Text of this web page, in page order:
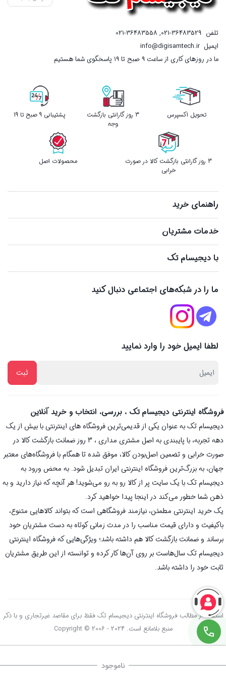
ناموجود
تلفن 021-36483529
,
021-36483558
ایمیلinfo@digisamtech.ir
ما در روزهای کاری از ساعت ۹ صبح تا ۱۹ پاسخگوی شما هستیم
تحویل اکسپرس
3 روز گارانتی بازگشت
وجه
پشتیبانی 9 صبح تا 19
3 روز گارانتی بازگشت کالا در صورت
خرابی
محصولات اصل
راهنمای خرید
خدمات مشتریان
با دیجیسام تک
ما را در شبکه‌های اجتماعی دنبال کنید
لطفا ایمیل خود را وارد نمایید
فروشگاه اینترنتی دیجیسام تک ، بررسی، انتخاب و خرید آنلاین
دیجیسام تک به عنوان یکی از قدیمی‌ترین فروشگاه های اینترنتی با بیش از یک
دهه تجربه، با پایبندی به اصل مشتری مداری ، 3 روز ضمانت بازگشت کالا در
صورت خرابی و تضمین اصل‌بودن کالا، موفق شده تا همگام با فروشگاه‌های معتبر
جهان، به بزرگ‌ترین فروشگاه اینترنتی ایران تبدیل شود. به محض ورود به
دیجیسام تک با یک سایت پر از کالا رو به رو می‌شوید! هر آنچه که نیاز دارید و به
ذهن شما خطور می‌کند در اینجا پیدا خواهید کرد.
یک خرید اینترنتی مطمئن، نیازمند فروشگاهی است که بتواند کالاهایی متنوع،
باکیفیت و دارای قیمت مناسب را در مدت زمانی کوتاه به دست مشتریان خود
برساند و ضمانت بازگشت کالا هم داشته باشد؛ ویژگی‌هایی که فروشگاه اینترنتی
دیجیسام تک سال‌هاست بر روی آن‌ها کار کرده و توانسته از این طریق مشتریان
ثابت خود را داشته باشد.
استفاده از مطالب فروشگاه اینترنتی دیجیسام تک فقط برای مقاصد غیرتجاری و با ذکر
منبع بلامانع است. Copyright © 2006 - 2024